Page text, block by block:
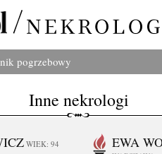
pogrzebowy
Inne nekrologi
WIEK: 94
EWA